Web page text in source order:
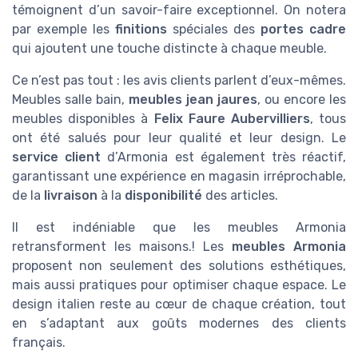
témoignent d’un savoir-faire exceptionnel. On notera
par exemple les finitions spéciales des portes cadre
qui ajoutent une touche distincte à chaque meuble.
Ce n’est pas tout : les avis clients parlent d’eux-mêmes.
Meubles salle bain, meubles jean jaures, ou encore les
meubles disponibles à
Felix Faure Aubervilliers, tous
ont été salués pour leur qualité et leur design. Le
service client d’Armonia est également très réactif,
garantissant une expérience en magasin irréprochable,
de la livraison à la disponibilité des articles.
Il est indéniable que les meubles Armonia
retransforment les maisons.! Les meubles Armonia
proposent non seulement des solutions esthétiques,
mais aussi pratiques pour optimiser chaque espace. Le
design italien reste au cœur de chaque création, tout
en s’adaptant aux goûts modernes des clients
français.